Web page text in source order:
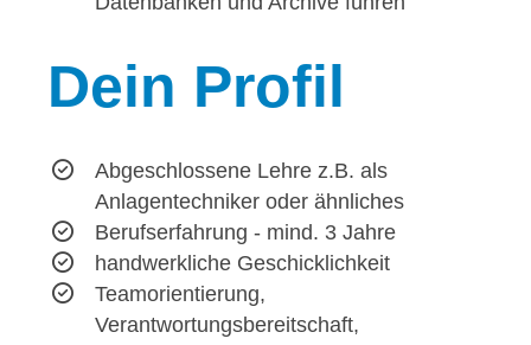
Dein Profil
Abgeschlossene Lehre z.B. als
Anlagentechniker oder ähnliches
Berufserfahrung - mind. 3 Jahre
handwerkliche Geschicklichkeit
Teamorientierung,
Verantwortungsbereitschaft,